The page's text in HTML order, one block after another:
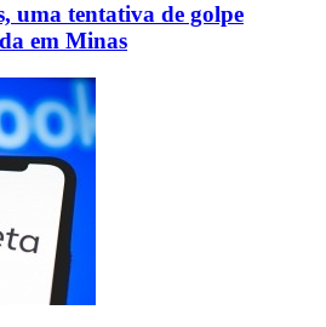
uma tentativa de golpe
em Minas